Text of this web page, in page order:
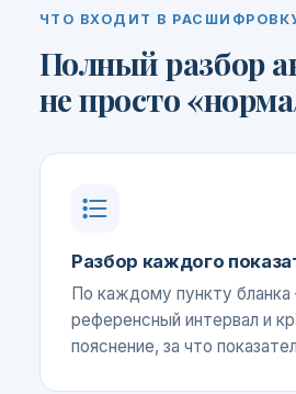
ЧТО ВХОДИТ В
Полный разбор
не просто
Разбор каждого
По каждому пункту бланка
референсный интервал и
пояснение, за что